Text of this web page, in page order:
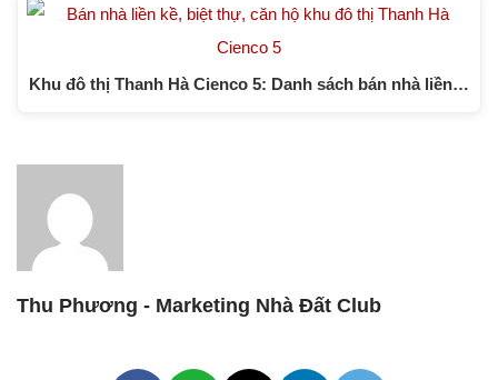
Khu đô thị Thanh Hà Cienco 5: Danh sách bán nhà liền…
Thu Phương - Marketing Nhà Đất Club